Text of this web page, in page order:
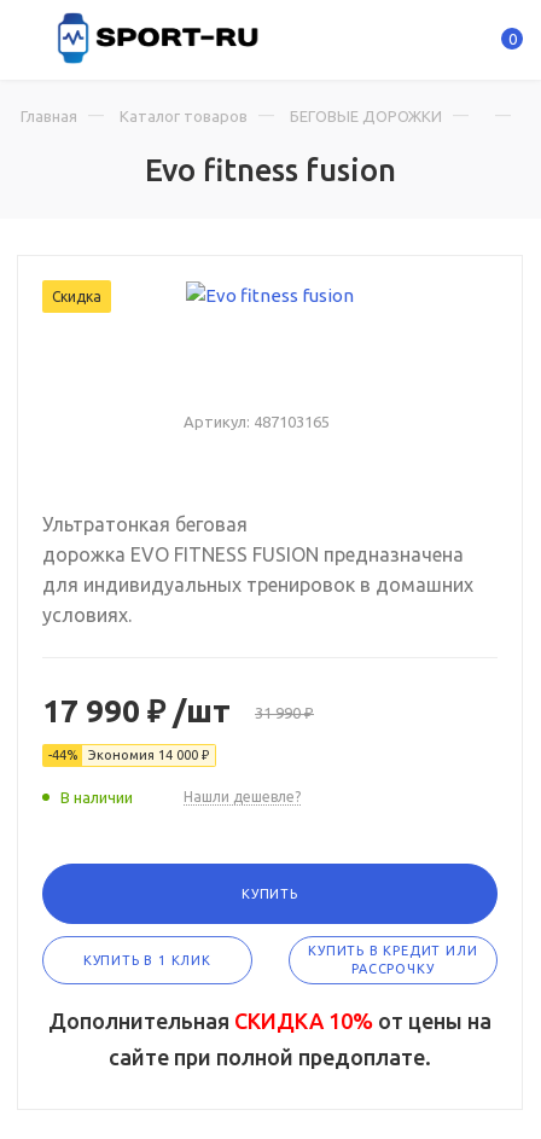
0
Evo fitness fusion
Главная Каталог товаров БЕГОВЫЕ ДОРОЖКИ
Скидка
Артикул: 487103165
Ультратонкая беговая
дорожка EVO FITNESS FUSION предназначена
для индивидуальных тренировок в домашних
условиях.
17 990 ₽/шт 31 990 ₽
-44% Экономия 14 000 ₽
В наличии Нашли дешевле?
КУПИТЬ
КУПИТЬ В 1 КЛИК
КУПИТЬ В КРЕДИТ ИЛИ
РАССРОЧКУ
Дополнительная СКИДКА 10% от цены на
сайте при полной предоплате.